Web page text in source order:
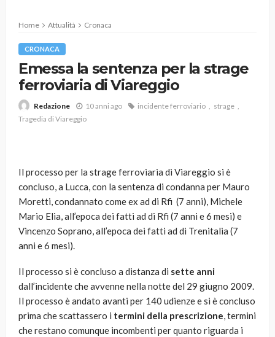
Home Attualità Cronaca
CRONACA
Emessa la sentenza per la strage
ferroviaria di Viareggio
Redazione 10 anni ago incidente ferroviario
strage
Tragedia di Viareggio
Il processo per la strage ferroviaria di Viareggio si è
concluso, a Lucca, con la sentenza di condanna per Mauro
Moretti, condannato come ex ad di Rfi (7 anni), Michele
Mario Elia, all’epoca dei fatti ad di Rfi (7 anni e 6 mesi) e
Vincenzo Soprano, all’epoca dei fatti ad di Trenitalia (7
anni e 6 mesi).
Il processo si è concluso a distanza di sette anni
dall’incidente che avvenne nella notte del 29 giugno 2009.
Il processo è andato avanti per 140 udienze e si è concluso
prima che scattassero i termini della prescrizione, termini
che restano comunque incombenti per quanto riguarda i